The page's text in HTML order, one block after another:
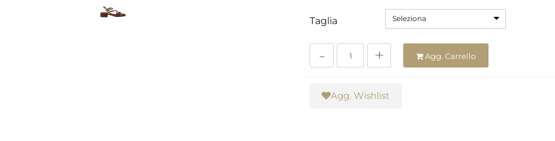
Taglia Seleziona
Agg. Carrello
Agg. Wishlist